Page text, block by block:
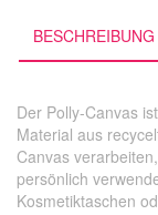
BESCHREIBUNG
Der Polly-Canvas
Material aus
Canvas
persönlich
Kosmetiktaschen